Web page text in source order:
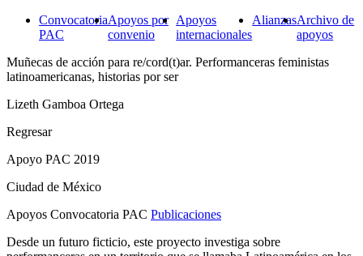
Convocatoria
PAC
Apoyos por
convenio
Apoyos
internacionales
AlianzasArchivo de
apoyos
Muñecas de acción para re/cord(t)ar. Performanceras feministas
latinoamericanas, historias por ser
Lizeth Gamboa Ortega
Regresar
Apoyo PAC 2019
Ciudad de México
Apoyos Convocatoria PAC Publicaciones
Desde un futuro ficticio, este proyecto investiga sobre